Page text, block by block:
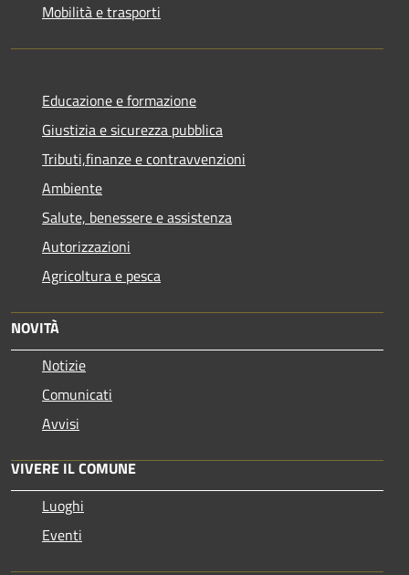
Mobilità e trasporti
Educazione e formazione
Giustizia e sicurezza pubblica
Tributi,finanze e contravvenzioni
Ambiente
Salute, benessere e assistenza
Autorizzazioni
Agricoltura e pesca
NOVITÀ
Notizie
Comunicati
Avvisi
VIVERE IL COMUNE
Luoghi
Eventi